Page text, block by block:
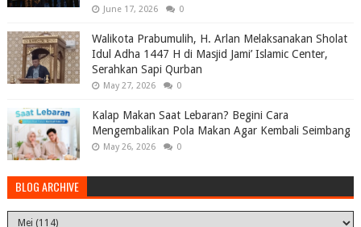
June 17, 2026 0
Walikota Prabumulih, H. Arlan Melaksanakan Sholat
Idul Adha 1447 H di Masjid Jami’ Islamic Center,
Serahkan Sapi Qurban
May 27, 2026 0
Kalap Makan Saat Lebaran? Begini Cara
Mengembalikan Pola Makan Agar Kembali Seimbang
May 26, 2026 0
BLOG ARCHIVE